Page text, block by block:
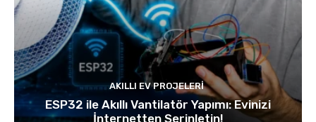
AKILLI EV PROJELERI
ESP32 ile Akıllı Vantilatör Yapımı: Evinizi
İnternetten Serinletin!